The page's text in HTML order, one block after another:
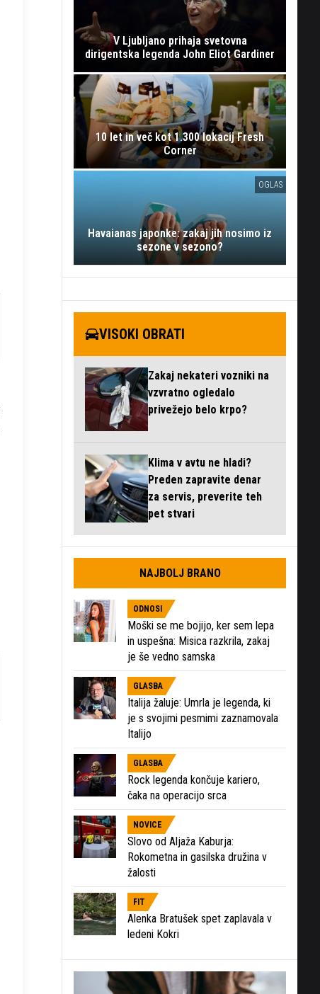
V Ljubljano prihaja svetovna
dirigentska legenda John Eliot Gardiner
10 let in več kot 1.300 lokacij Fresh
Corner
OGLAS
Havaianas japonke: zakaj jih nosimo iz
sezone v sezono?
VISOKI OBRATI
Zakaj nekateri vozniki na
vzvratno ogledalo
privežejo belo krpo?
Klima v avtu ne hladi?
Preden zapravite denar
za servis, preverite teh
pet stvari
NAJBOLJ BRANO
ODNOSI
Moški se me bojijo, ker sem lepa
in uspešna: Misica razkrila, zakaj
je še vedno samska
GLASBA
Italija žaluje: Umrla je legenda, ki
je s svojimi pesmimi zaznamovala
Italijo
GLASBA
Rock legenda končuje kariero,
čaka na operacijo srca
NOVICE
Slovo od Aljaža Kaburja:
Rokometna in gasilska družina v
žalosti
FIT
Alenka Bratušek spet zaplavala v
ledeni Kokri